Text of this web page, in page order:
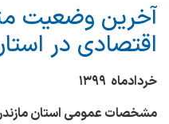
آخرین وضعیت
اقتصادی در
خردادماه ۱۳۹۹
مشخصات عمومی استان